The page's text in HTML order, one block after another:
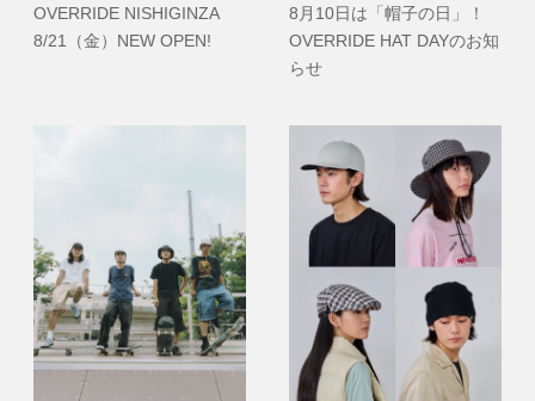
OVERRIDE NISHIGINZA
8/21（金）NEW OPEN!
8月10日は「帽子の日」！
OVERRIDE HAT DAYのお知
らせ